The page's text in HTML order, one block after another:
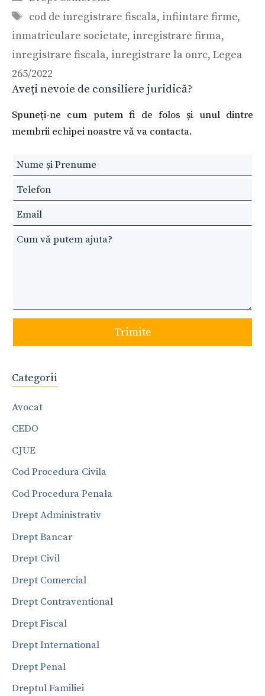
Etichete
cod de inregistrare fiscala, infiintare firme,
inmatriculare societate, inregistrare firma,
inregistrare fiscala, inregistrare la onrc, Legea
265/2022
Aveți nevoie de consiliere juridică?
Spuneți-ne cum putem fi de folos și unul dintre
membrii echipei noastre vă va contacta.
Leave
this
field
blank
Trimite
Categorii
Avocat
CEDO
CJUE
Cod Procedura Civila
Cod Procedura Penala
Drept Administrativ
Drept Bancar
Drept Civil
Drept Comercial
Drept Contraventional
Drept Fiscal
Drept International
Drept Penal
Dreptul Familiei